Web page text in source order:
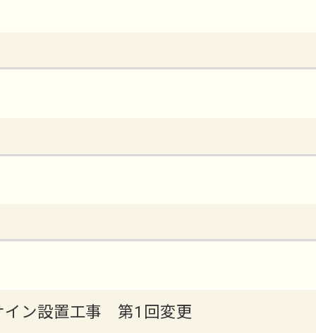
ン設置工事 第1回変更